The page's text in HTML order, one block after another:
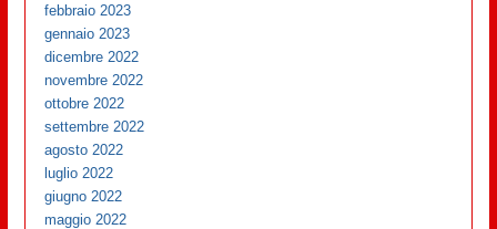
febbraio 2023
gennaio 2023
dicembre 2022
novembre 2022
ottobre 2022
settembre 2022
agosto 2022
luglio 2022
giugno 2022
maggio 2022